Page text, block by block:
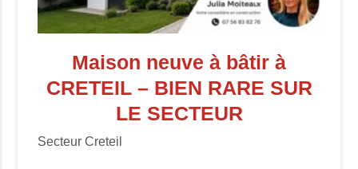
Maison neuve à bâtir à
CRETEIL – BIEN RARE SUR
LE SECTEUR
Secteur Creteil